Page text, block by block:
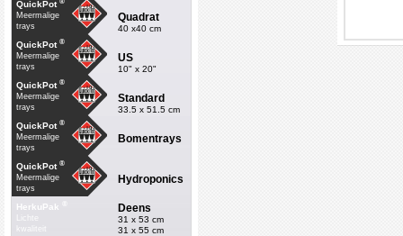
QuickPot
Meermalige
trays
Quadrat
40 x40 cm
QuickPot ®
Meermalige
trays
US
10" x 20"
QuickPot ®
Meermalige
trays
Standard
33.5 x 51.5 cm
QuickPot ®
Meermalige
trays
Bomentrays
QuickPot ®
Meermalige
trays
Hydroponics
HerkuPak
Lichte
kwaliteit
Deens
31 x 53 cm
31 x 55 cm